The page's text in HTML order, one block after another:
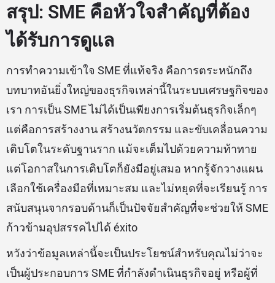
สรุป: SME คือหัวใจสำคัญที่ต้อง
ได้รับการดูแล
การทำความเข้าใจ SME ที่แท้จริง คือการตระหนักถึง
บทบาทอันยิ่งใหญ่ของธุรกิจเหล่านี้ในระบบเศรษฐกิจของ
เรา การเป็น SME ไม่ได้เป็นเพียงการเริ่มต้นธุรกิจเล็กๆ
แต่คือการสร้างงาน สร้างนวัตกรรม และขับเคลื่อนความ
เติบโตในระดับฐานราก แม้จะเต็มไปด้วยความท้าทาย
แต่โอกาสในการเติบโตก็ยังมีอยู่เสมอ หากรู้จักวางแผน
เลือกใช้เครื่องมือที่เหมาะสม และไม่หยุดที่จะเรียนรู้ การ
สนับสนุนจากรอบด้านก็เป็นปัจจัยสำคัญที่จะช่วยให้ SME
ก้าวข้ามอุปสรรคไปได้ éxito
หวังว่าข้อมูลเหล่านี้จะเป็นประโยชน์สำหรับคุณไม่ว่าจะ
เป็นผู้ประกอบการ SME ที่กำลังดำเนินธุรกิจอยู่ หรือผู้ที่